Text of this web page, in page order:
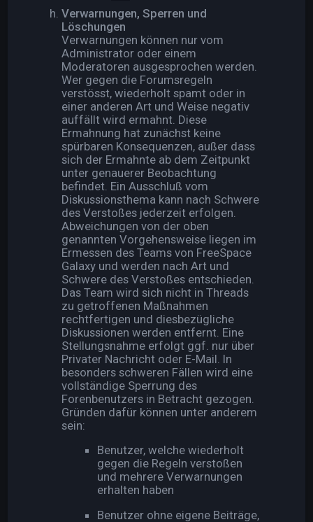
Verwarnungen, Sperren und
Löschungen
Verwarnungen können nur vom
Administrator oder einem
Moderatoren ausgesprochen werden.
Wer gegen die Forumsregeln
verstösst, wiederholt spamt oder in
einer anderen Art und Weise negativ
auffällt wird ermahnt. Diese
Ermahnung hat zunächst keine
spürbaren Konsequenzen, außer dass
sich der Ermahnte ab dem Zeitpunkt
unter genauerer Beobachtung
befindet. Ein Ausschluß vom
Diskussionsthema kann nach Schwere
des Verstoßes jederzeit erfolgen.
Abweichungen von der oben
genannten Vorgehensweise liegen im
Ermessen des Teams von FreeSpace
Galaxy und werden nach Art und
Schwere des Verstoßes entschieden.
Das Team wird sich nicht in Threads
zu getroffenen Maßnahmen
rechtfertigen und diesbezügliche
Diskussionen werden entfernt. Eine
Stellungsnahme erfolgt ggf. nur über
Privater Nachricht oder E-Mail. In
besonders schweren Fällen wird eine
vollständige Sperrung des
Forenbenutzers in Betracht gezogen.
Gründen dafür können unter anderem
sein:
Benutzer, welche wiederholt
gegen die Regeln verstoßen
und mehrere Verwarnungen
erhalten haben
Benutzer ohne eigene Beiträge,